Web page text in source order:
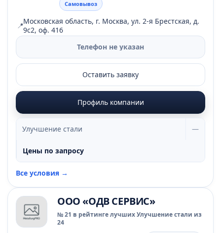
Самовывоз
📍Московская область, г. Москва, ул. 2-я Брестская, д.
9с2, оф. 416
Телефон не указан
Оставить заявку
Профиль компании
Улучшение стали —
Цены по запросу
Все условия →
ООО «ОДВ СЕРВИС»
№ 21 в рейтинге лучших Улучшение стали из
24